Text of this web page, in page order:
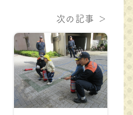
次の記事 ＞